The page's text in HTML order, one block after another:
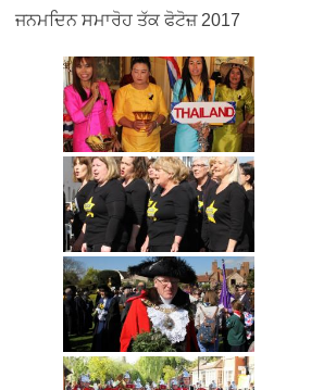
ਜਨਮਦਿਨ ਸਮਾਰੋਹ ਤੱਕ ਫੋਟੋਜ਼ 2017